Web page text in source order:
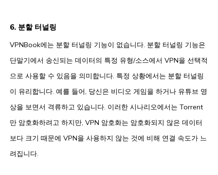
6. 분할 터널링
VPNBook에는 분할 터널링 기능이 없습니다. 분할 터널링 기능은
단말기에서 송신되는 데이터의 특정 유형/소스에서 VPN을 선택적
으로 사용할 수 있음을 의미합니다. 특정 상황에서는 분할 터널링
이 유리합니다. 예를 들어, 당신은 비디오 게임을 하거나 유튜브 영
상을 보면서 격류하고 있습니다. 이러한 시나리오에서는 Torrent
만 암호화하려고 하지만, VPN 암호화는 암호화되지 않은 데이터
보다 크기 때문에 VPN을 사용하지 않는 것에 비해 연결 속도가 느
려집니다.